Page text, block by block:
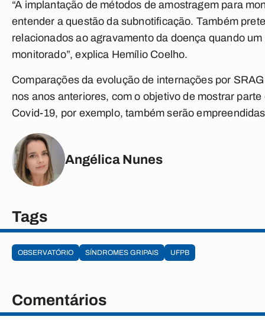
“A implantação de métodos de amostragem para
entender a questão da subnotificação. Também
relacionados ao agravamento da doença quando
monitorado”, explica Hemílio Coelho.
Comparações da evolução de internações por
nos anos anteriores, com o objetivo de mostrar
Covid-19, por exemplo, também serão
Angélica Nunes
Tags
OBSERVATÓRIO SÍNDROMES GRIPAIS UFPB
Comentários